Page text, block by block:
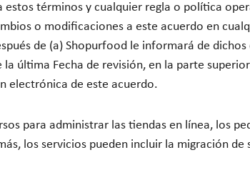
estos términos y cualquier regla o política
o modificaciones a este acuerdo en
de (a) Shopurfood le informará de
última Fecha de revisión, en la parte
electrónica de este acuerdo.
para administrar las tiendas en línea, los
los servicios pueden incluir la migración